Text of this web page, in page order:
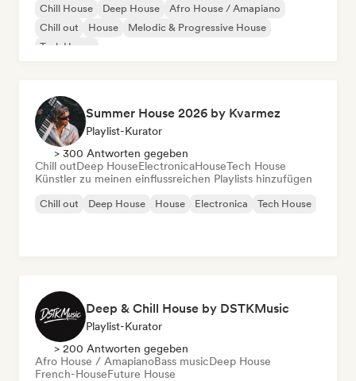
Chill House Deep House
Afro House / Amapiano
Chill out
House
Melodic & Progressive House
Tech House
Summer House 2026 by Kvarmez
Playlist-Kurator
> 300 Antworten gegeben
Chill outDeep HouseElectronicaHouseTech House
Künstler zu meinen einflussreichen Playlists hinzufügen
Chill out Deep House House Electronica Tech House
Deep & Chill House by DSTKMusic
Playlist-Kurator
> 200 Antworten gegeben
Afro House / AmapianoBass musicDeep House
French-HouseFuture House